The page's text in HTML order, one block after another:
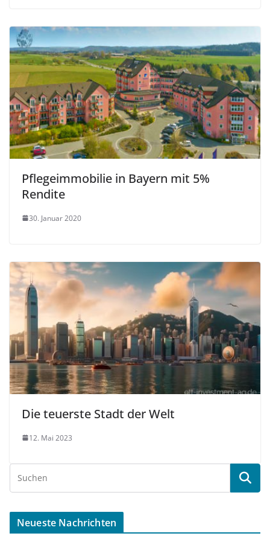
Pflegeimmobilie in Bayern mit 5%
Rendite
30. Januar 2020
Die teuerste Stadt der Welt
12. Mai 2023
Neueste Nachrichten